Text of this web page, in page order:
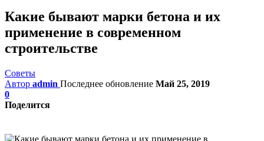
Какие бывают марки бетона и их
применение в современном
строительстве
Советы
Автор admin Последнее обновление Май 25, 2019
0
Поделится